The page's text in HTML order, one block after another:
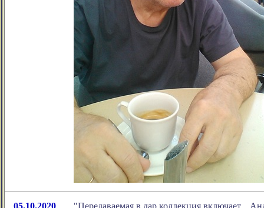
05.10.2020
"Передаваемая в дар коллекция включает...